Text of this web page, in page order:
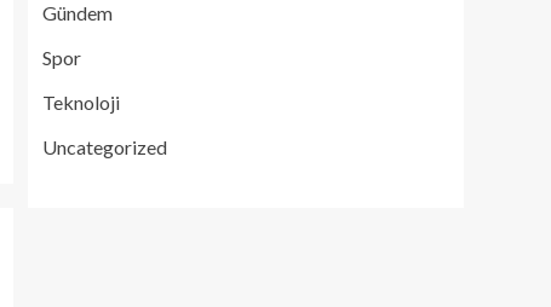
Gündem
Spor
Teknoloji
Uncategorized